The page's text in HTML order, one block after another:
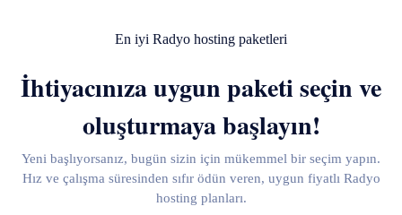
En iyi Radyo hosting paketleri
İhtiyacınıza uygun paketi seçin ve
oluşturmaya başlayın!
Yeni başlıyorsanız, bugün sizin için mükemmel bir seçim yapın.
Hız ve çalışma süresinden sıfır ödün veren, uygun fiyatlı Radyo
hosting planları.